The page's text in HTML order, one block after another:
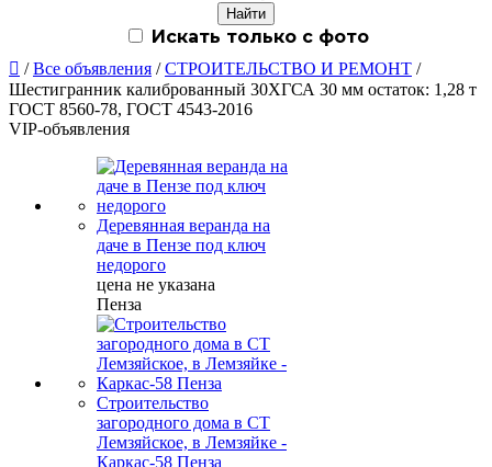
Искать только с фото
 /Все объявления /СТРОИТЕЛЬСТВО И РЕМОНТ /
Шестигранник калиброванный 30ХГСА 30 мм остаток: 1,28 т
ГОСТ 8560-78, ГОСТ 4543-2016
VIP-объявления
Деревянная веранда на
даче в Пензе под ключ
недорого
цена не указана
Пенза
Строительство
загородного дома в СТ
Лемзяйское, в Лемзяйке -
Каркас-58 Пенза